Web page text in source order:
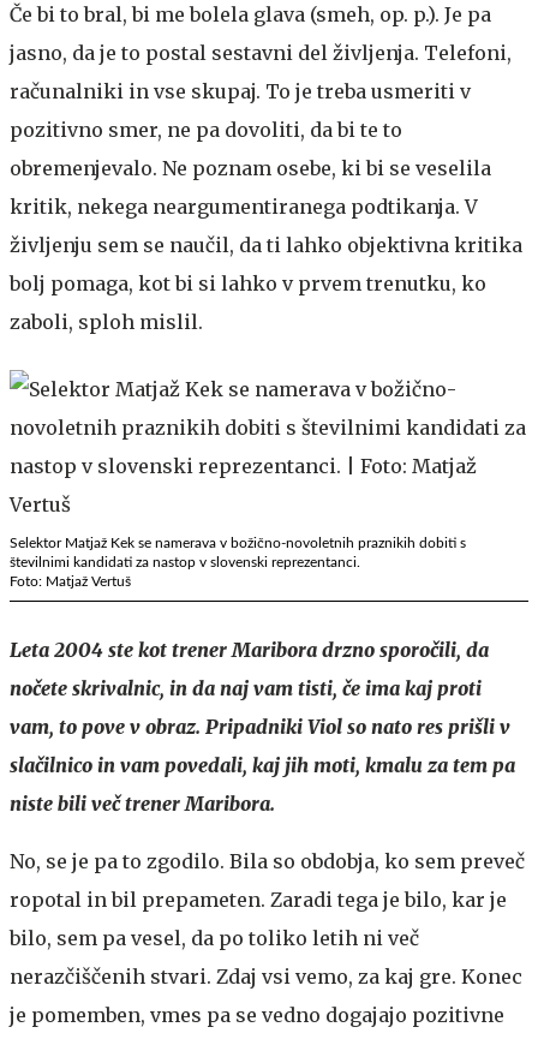
Če bi to bral, bi me bolela glava (smeh, op. p.). Je pa
jasno, da je to postal sestavni del življenja. Telefoni,
računalniki in vse skupaj. To je treba usmeriti v
pozitivno smer, ne pa dovoliti, da bi te to
obremenjevalo. Ne poznam osebe, ki bi se veselila
kritik, nekega neargumentiranega podtikanja. V
življenju sem se naučil, da ti lahko objektivna kritika
bolj pomaga, kot bi si lahko v prvem trenutku, ko
zaboli, sploh mislil.
Selektor Matjaž Kek se namerava v božično-novoletnih praznikih dobiti s
številnimi kandidati za nastop v slovenski reprezentanci.
Foto: Matjaž Vertuš
Leta 2004 ste kot trener Maribora drzno sporočili, da
nočete skrivalnic, in da naj vam tisti, če ima kaj proti
vam, to pove v obraz. Pripadniki Viol so nato res prišli v
slačilnico in vam povedali, kaj jih moti, kmalu za tem pa
niste bili več trener Maribora.
No, se je pa to zgodilo. Bila so obdobja, ko sem preveč
ropotal in bil prepameten. Zaradi tega je bilo, kar je
bilo, sem pa vesel, da po toliko letih ni več
nerazčiščenih stvari. Zdaj vsi vemo, za kaj gre. Konec
je pomemben, vmes pa se vedno dogajajo pozitivne